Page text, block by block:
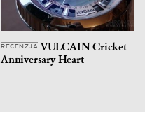
RECENZJA VULCAIN Cricket
Anniversary Heart